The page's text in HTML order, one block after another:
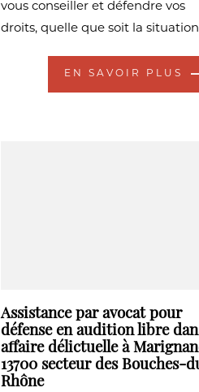
vous conseiller et défendre vos
droits, quelle que soit la situation
EN SAVOIR PLUS
Assistance par avocat pour
défense en audition libre
affaire délictuelle à
13700 secteur des Bouches-
Rhône